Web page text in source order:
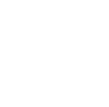
dozatorius“